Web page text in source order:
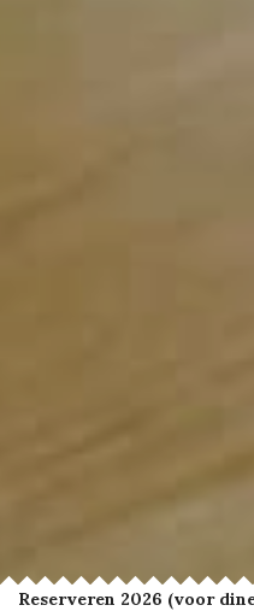
Reserveren 2026 (voor